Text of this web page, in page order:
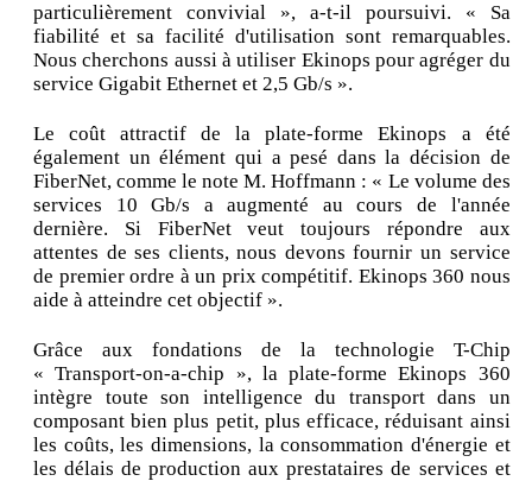
particulièrement convivial », a-t-il poursuivi. « Sa
fiabilité et sa facilité d'utilisation sont remarquables.
Nous cherchons aussi à utiliser Ekinops pour agréger du
service Gigabit Ethernet et 2,5 Gb/s ».
Le coût attractif de la plate-forme Ekinops a été
également un élément qui a pesé dans la décision de
FiberNet, comme le note M. Hoffmann : « Le volume des
services 10 Gb/s a augmenté au cours de l'année
dernière. Si FiberNet veut toujours répondre aux
attentes de ses clients, nous devons fournir un service
de premier ordre à un prix compétitif. Ekinops 360 nous
aide à atteindre cet objectif ».
Grâce aux fondations de la technologie T-Chip
« Transport-on-a-chip », la plate-forme Ekinops 360
intègre toute son intelligence du transport dans un
composant bien plus petit, plus efficace, réduisant ainsi
les coûts, les dimensions, la consommation d'énergie et
les délais de production aux prestataires de services et